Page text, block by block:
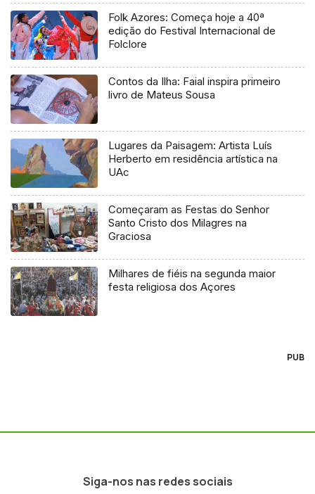
Folk Azores: Começa hoje a 40ª
edição do Festival Internacional de
Folclore
Contos da Ilha: Faial inspira primeiro
livro de Mateus Sousa
Lugares da Paisagem: Artista Luís
Herberto em residência artística na
UAc
Começaram as Festas do Senhor
Santo Cristo dos Milagres na
Graciosa
Milhares de fiéis na segunda maior
festa religiosa dos Açores
PUB
Siga-nos nas redes sociais